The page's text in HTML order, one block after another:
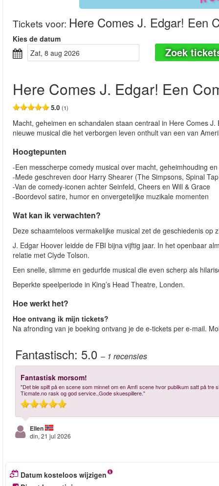
Tickets voor: Here Comes J. Edgar! Een
Kies de datum
zat, 8 aug 2026
Zoek
Here Comes J. Edgar! Een
5.0 (1)
Macht, geheimen en schandalen staan centraal in Here Comes
nieuwe musical die het verborgen leven onthult van een van
Hoogtepunten
-Een messcherpe comedy musical over macht, geheimhouding
-Mede geschreven door Harry Shearer (The Simpsons, Spinal
-Van de comedy-iconen achter Seinfeld, Cheers en Will & Grace
-Boordevol satire, humor en onvergetelijke muzikale momenten
Wat kan ik verwachten?
Deze schaamteloos vermakelijke musical zet de geschiedenis op
J. Edgar Hoover leidde de FBI bijna vijftig jaar. In het openbaar
relatie met Clyde Tolson.
Een snelle, slimme en gedurfde musical die even scherp als
Beperkte speelperiode in King’s Head Theatre, Londen.
Hoe werkt het?
Hoe ontvang ik mijn tickets?
Na afronding van je boeking ontvang je de e-tickets per e-mail.
Fantastisch: 5.0 – 1 recensies
Fantastisk morsom!
"Det ble spilt på en scene som minnet om en Amfi scene hvor publikum satt på
Ticmate.no rask og god service.,Gode skuespillere."
Ellen
din, 21 jul 2026
Datum kosteloos wijzigen